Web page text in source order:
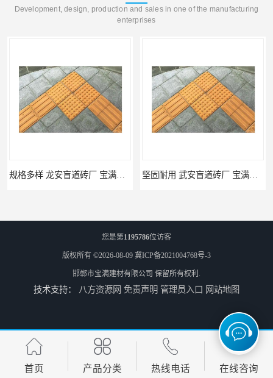
Development, design, production and sales in one of the manufacturing
enterprises
馆陶pc仿石砖厂家 规格多样 宝满建材 莘县仿石砖厂家 可定制 宝满建材
您是第1195786位访客
版权所有 ©2026-08-09 冀ICP备2021004768号-3
邯郸市宝满建材有限公司 保留所有权利.
技术支持： 八方资源网 免责声明 管理员入口 网站地图
首页 产品分类 热线电话 在线咨询